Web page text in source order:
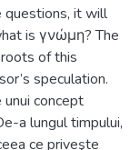
questions, it will
is γνώμη? The
of this
speculation.
concept
a lungul timpului,
ce priveşte